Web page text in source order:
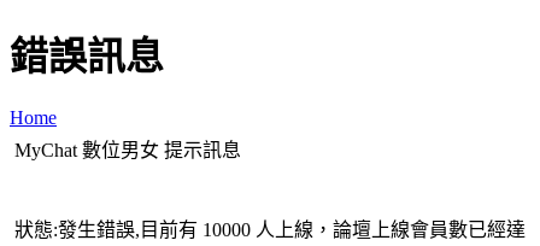
錯誤訊息
Home
MyChat 數位男女 提示訊息
狀態:發生錯誤,目前有 10000 人上線，論壇上線會員數已經達